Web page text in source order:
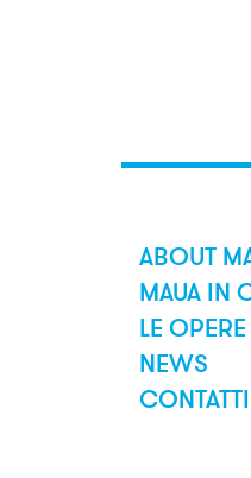
ABOUT
MAUA IN
LE OPERE
NEWS
CONTATTI